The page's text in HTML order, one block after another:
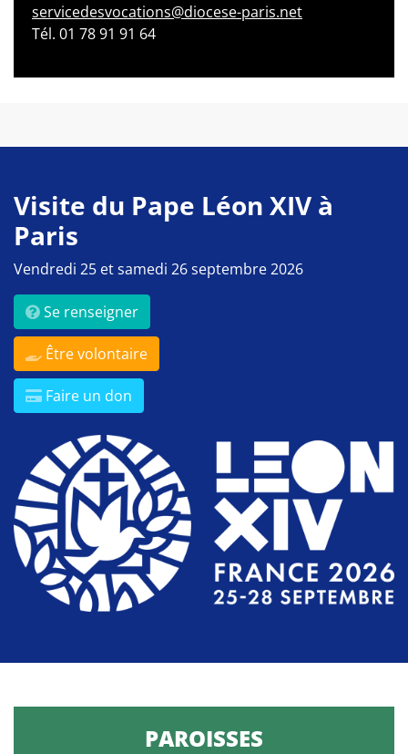
servicedesvocations@diocese-paris.net
Tél. 01 78 91 91 64
Visite du Pape Léon XIV à
Paris
Vendredi 25 et samedi 26 septembre 2026
Se renseigner
Être volontaire
Faire un don
PAROISSES